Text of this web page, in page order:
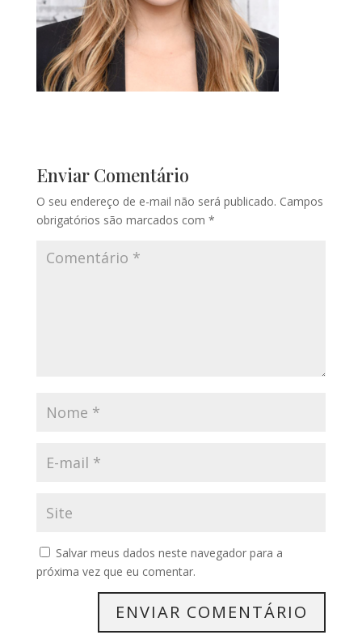
Enviar Comentário
O seu endereço de e-mail não será publicado. Campos
obrigatórios são marcados com *
Salvar meus dados neste navegador para a
próxima vez que eu comentar.